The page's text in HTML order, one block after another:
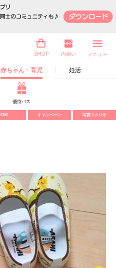
赤ちゃん・育児 妊活
SHOP 内祝い メニュー
優待パス
SNS キャンペーン 写真スタジオ